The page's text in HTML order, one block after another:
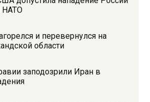
НАТО
и перевернулся на
области
заподозрили Иран в